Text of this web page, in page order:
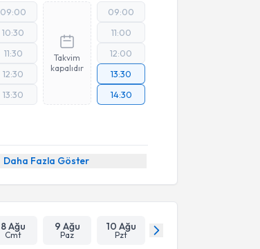
09:00
10:30
11:30
12:30
13:30
Takvim
kapalıdır
09:00
11:00
12:00
13:30
14:30
Daha Fazla Göster
8 Ağu
Cmt
9 Ağu
Paz
10 Ağu
Pzt